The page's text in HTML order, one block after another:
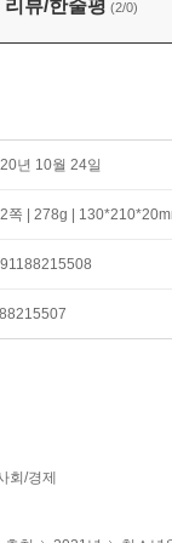
리뷰/한줄평 (2/0)
년 10월 24일
쪽 | 278g |
회/경제